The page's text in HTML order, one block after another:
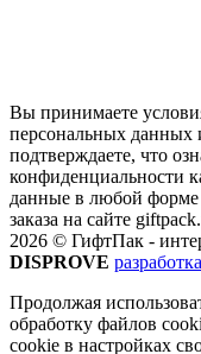
Вы принимаете
персональных данных
подтверждаете, что
конфиденциальности
данные в любой
заказа на сайте
2026 © ГифтПак -
DISPROVE
Продолжая
обработку файлов
cookie в настройках